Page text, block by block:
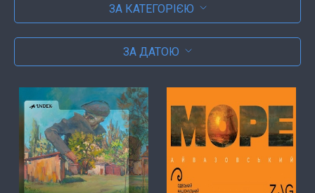
ЗА КАТЕГОРІЄЮ
ЗА ДАТОЮ